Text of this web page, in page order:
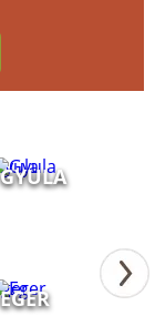
GYULA
EGER